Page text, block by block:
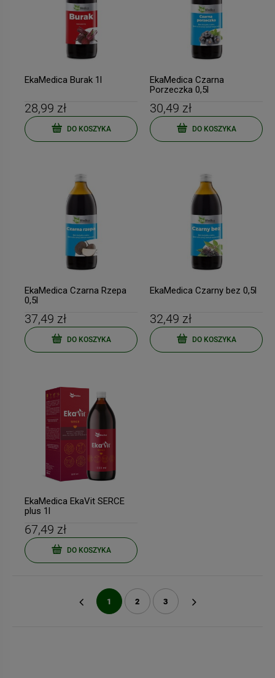
EkaMedica Burak 1l
28,99 zł
DO KOSZYKA
EkaMedica Czarna
Porzeczka 0,5l
30,49 zł
DO KOSZYKA
EkaMedica Czarna Rzepa
0,5l
37,49 zł
DO KOSZYKA
EkaMedica Czarny bez 0,5l
32,49 zł
DO KOSZYKA
EkaMedica EkaVit SERCE
plus 1l
67,49 zł
DO KOSZYKA
1 2 3